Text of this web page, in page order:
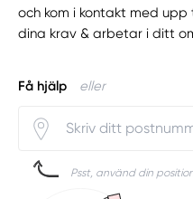
och kom i kontakt med
dina krav & arbetar i ditt
Få hjälp eller
Psst, använd din